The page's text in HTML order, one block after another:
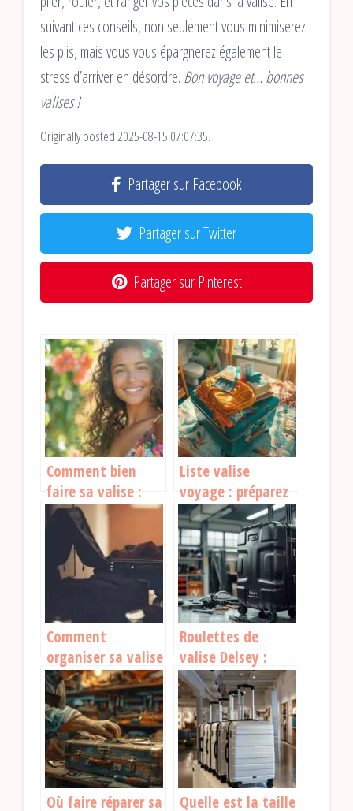
suivant ces conseils, non seulement vous minimiserez
les plis, mais vous vous épargnerez également le
stress d’arriver en désordre. Bon voyage et… bonnes
valises !
Originally posted 2025-08-15 07:07:35.
Partager sur Facebook
Partager sur Twitter
Partager sur Pinterest
Comment bien
faire sa valise :
astuces et
conseils pour
partir en voyage
Liste valise
voyage : préparez
vos vacances sans
stress
Comment
organiser sa valise
pour partir en
voyage ?
Roulettes de
valise Delsey :
comment les
remplacer
facilement
Où faire réparer sa Quelle est la taille